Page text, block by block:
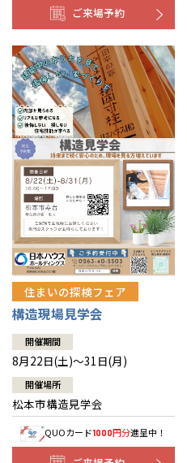
ご来場予約
住まいの探検フェア
構造現場見学会
開催期間
8月22日(土)～31日(月)
開催場所
松本市構造見学会
QUOカード1000円分進呈中！